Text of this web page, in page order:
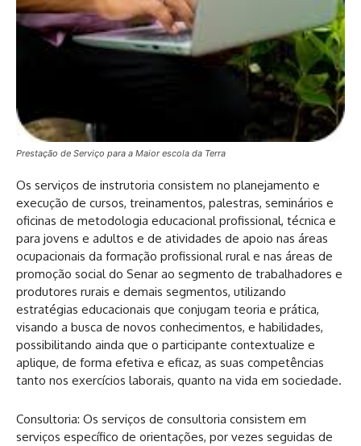
Prestação de Serviço para a Maior escola da Terra
Os serviços de instrutoria consistem no planejamento e
execução de cursos, treinamentos, palestras, seminários e
oficinas de metodologia educacional profissional, técnica e
para jovens e adultos e de atividades de apoio nas áreas
ocupacionais da formação profissional rural e nas áreas de
promoção social do Senar ao segmento de trabalhadores e
produtores rurais e demais segmentos, utilizando
estratégias educacionais que conjugam teoria e prática,
visando a busca de novos conhecimentos, e habilidades,
possibilitando ainda que o participante contextualize e
aplique, de forma efetiva e eficaz, as suas competências
tanto nos exercícios laborais, quanto na vida em sociedade.
Consultoria: Os serviços de consultoria consistem em
serviços específico de orientações, por vezes seguidas de